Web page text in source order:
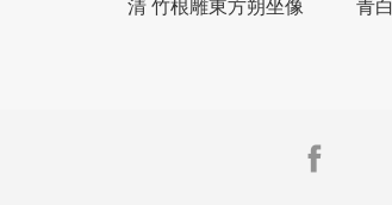
清 竹根雕東方朔坐像 青